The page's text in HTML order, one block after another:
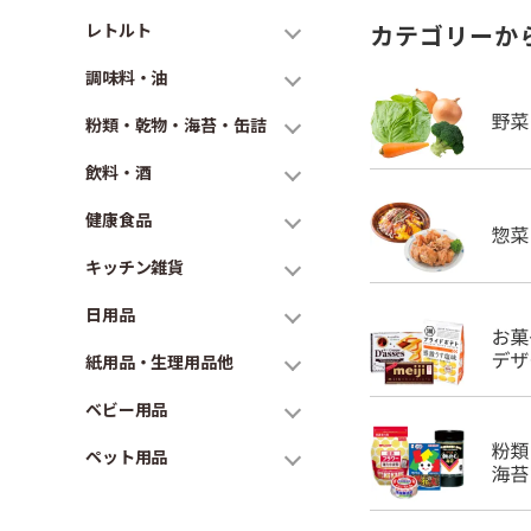
レトルト
調味料・油
粉類・乾物・海苔・缶詰
飲料・酒
健康食品
キッチン雑貨
日用品
紙用品・生理用品他
ベビー用品
ペット用品
カテゴリーか